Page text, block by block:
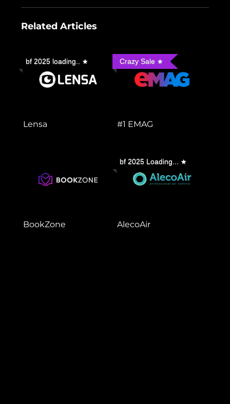
Related Articles
bf 2025 loading..
Lensa
Crazy Sale
#1 EMAG
BookZone
bf 2025 Loading...
AlecoAir